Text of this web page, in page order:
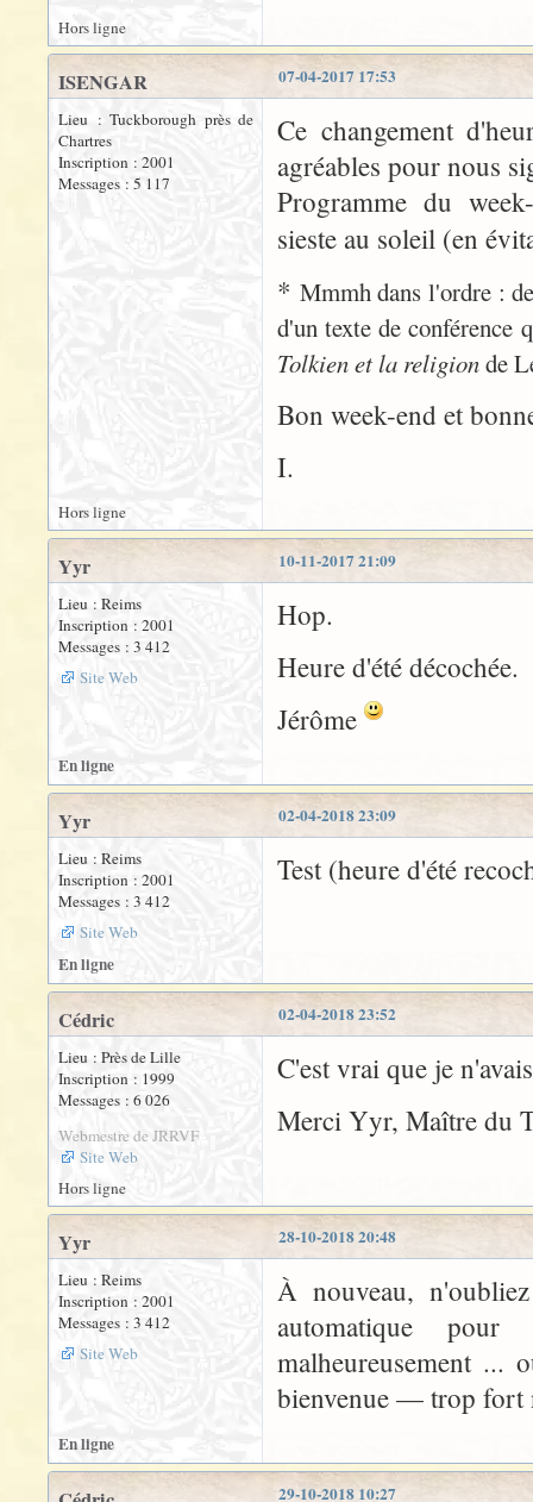
Hors ligne
07-04-2017 17:53
ISENGAR
Lieu : Tuckborough près de
Chartres
Inscription : 2001
Messages : 5 117
Ce changement
agréables pour nous
Programme du
sieste au soleil (en
* Mmmh dans l'ordre :
d'un texte de conférence
Tolkien et la religionde
Bon week-end et
I.
Hors ligne
10-11-2017 21:09
Yyr
Lieu : Reims
Inscription : 2001
Messages : 3 412
Site Web
Hop.
Heure d'été décochée.
Jérôme
En ligne
02-04-2018 23:09
Yyr
Lieu : Reims
Inscription : 2001
Messages : 3 412
Site Web
Test (heure d'été
En ligne
02-04-2018 23:52
Cédric
Lieu : Près de Lille
Inscription : 1999
Messages : 6 026
Webmestre de JRRVF
Site Web
C'est vrai que je
Merci Yyr, Maître du
Hors ligne
28-10-2018 20:48
Yyr
Lieu : Reims
Inscription : 2001
Messages : 3 412
Site Web
À nouveau,
automatique
malheureusement ...
bienvenue — trop fort
En ligne
29-10-2018 10:27